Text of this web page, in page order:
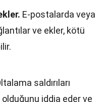
E-postalarda veya
ve ekler, kötü
saldırıları
iddia eder ve